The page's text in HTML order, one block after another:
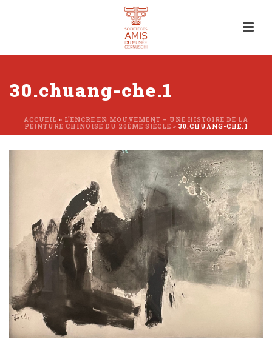
30.chuang-che.1
ACCUEIL » L’ENCRE EN MOUVEMENT – UNE HISTOIRE DE LA
PEINTURE CHINOISE DU 20ÈME SIÈCLE » 30.CHUANG-CHE.1